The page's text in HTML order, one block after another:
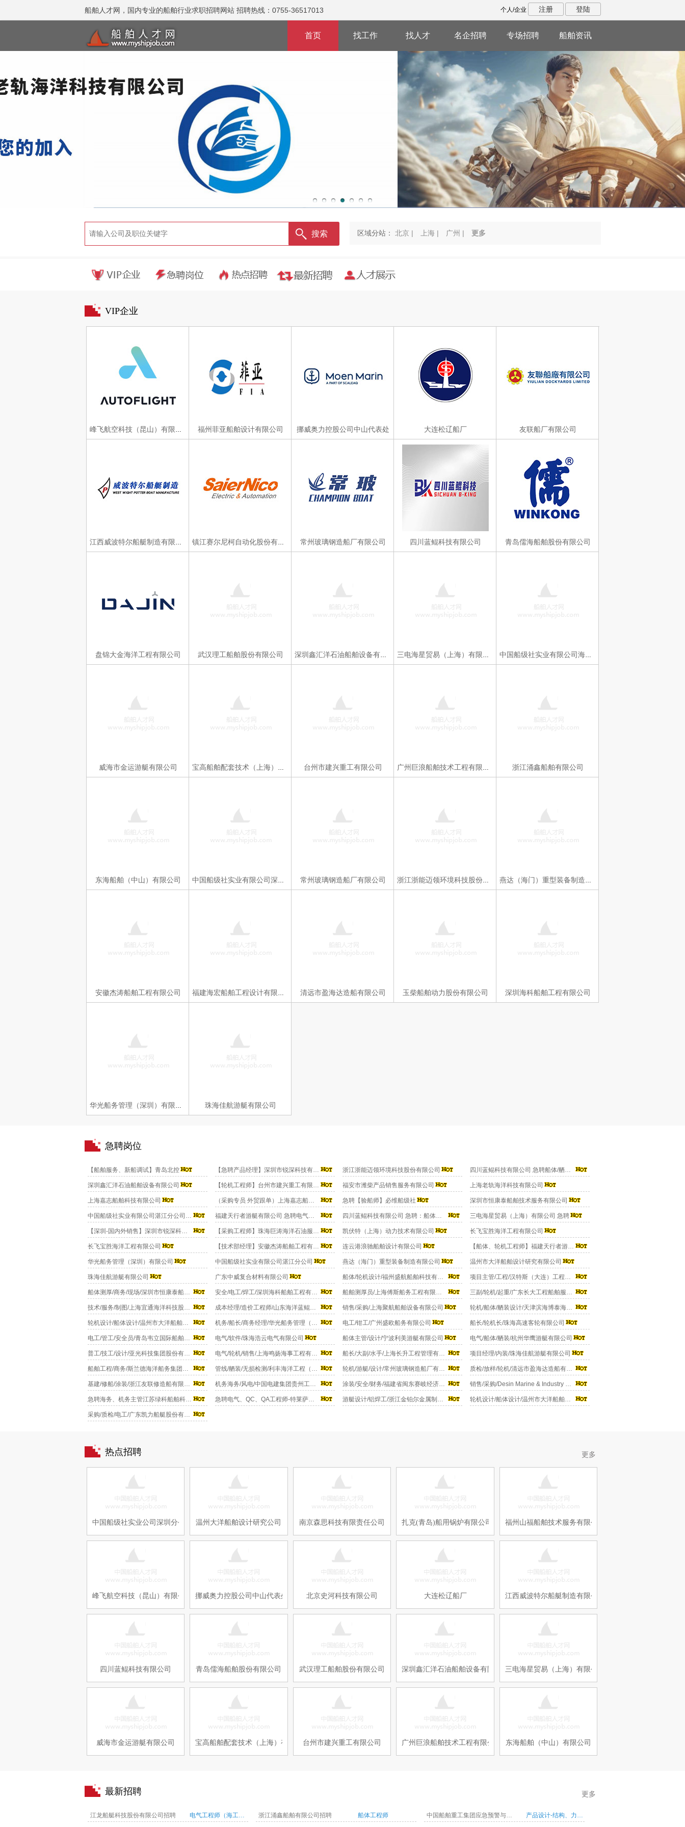
船舶人才网，国内专业的船舶行业求职招聘网站 招聘热线：0755-36517013 个人/企业 注册 登陆
首页 找工作 找人才 名企招聘 专场招聘 船舶资讯
区域分站： 北京 | 上海 | 广州 | 更多
VIP企业
峰飞航空科技（昆山）有限公司 福州菲亚船舶设计有限公司 挪威奥力控股公司中山代表处 大连松辽船厂 友联船厂有限公司
江西威波特尔船艇制造有限公司 镇江赛尔尼柯自动化股份有限公司 常州玻璃钢造船厂有限公司 四川蓝鲲科技有限公司 青岛儒海船舶股份有限公司
盘锦大金海洋工程有限公司 武汉理工船舶股份有限公司 深圳鑫汇洋石油船舶设备有限公司 三电海星贸易（上海）有限公司 中国船级社实业有限公司海南分公司
威海市金运游艇有限公司 宝高船舶配套技术（上海）有限公司 台州市建兴重工有限公司 广州巨浪船舶技术工程有限公司 浙江涌鑫船舶有限公司
东海船舶（中山）有限公司 中国船级社实业有限公司深圳分公司 常州玻璃钢造船厂有限公司 浙江浙能迈领环境科技股份有限公司 燕达（海门）重型装备制造有限公司
安徽杰涛船舶工程有限公司 福建海宏船舶工程设计有限公司 清远市盈海达造船有限公司 玉柴船舶动力股份有限公司 深圳海科船舶工程有限公司
华光船务管理（深圳）有限公司 珠海佳航游艇有限公司
急聘岗位
【船舶服务、新船调试】青岛北控 【急聘产品经理】深圳市锐深科技有限公司 浙江浙能迈领环境科技股份有限公司 四川蓝鲲科技有限公司 急聘船体/舾装 轮机/管系
深圳鑫汇洋石油船舶设备有限公司 【轮机工程师】台州市建兴重工有限公司 福安市潍柴产品销售服务有限公司 上海老轨海洋科技有限公司
上海嘉志船舶科技有限公司 （采购专员 外贸跟单）上海嘉志船舶科技有限公司 急聘【验船师】必维船级社 深圳市恒康泰船舶技术服务有限公司
中国船级社实业有限公司湛江分公司 急聘 福建天行者游艇有限公司 急聘电气工程师 四川蓝鲲科技有限公司 急聘：船体工程师 三电海星贸易（上海）有限公司 急聘
【深圳-国内外销售】深圳市锐深科技有限公司 【采购工程师】珠海巨涛海洋石油服务有限公司 凯伏特（上海）动力技术有限公司 长飞宝胜海洋工程有限公司
长飞宝胜海洋工程有限公司 【技术部经理】安徽杰涛船舶工程有限公司 连云港浪驰船舶设计有限公司 【船体、轮机工程师】福建天行者游艇有限公司
华光船务管理（深圳）有限公司 中国船级社实业有限公司湛江分公司 燕达（海门）重型装备制造有限公司 温州市大洋船舶设计研究有限公司
珠海佳航游艇有限公司 广东中威复合材料有限公司 船体/轮机设计/福州盛航船舶科技有限公司 项目主管/工程/汉特斯（大连）工程技术服务有限公司
船体测厚/商务/现场/深圳市恒康泰船舶技术服务有限公司 安全/电工/焊工/深圳海科船舶工程有限公司 船舶测厚员/上海傅斯船务工程有限公司 三副/轮机/起重/广东长大工程船舶服务有限公司
技术/服务/制图/上海宜通海洋科技股份有限公司 成本经理/造价工程师/山东海洋蓝鲲运营有限公司 销售/采购/上海聚航船舶设备有限公司 轮机/船体/舾装设计/天津滨海博泰海事工程技术有限公司
轮机设计/船体设计/温州市大洋船舶设计研究有限公司 机务/船长/商务经理/华光船务管理（深圳）有限公司 电工/钳工/广州盛欧船务有限公司 船长/轮机长/珠海高速客轮有限公司
电工/管工/安全员/青岛韦立国际船舶管理有限公司 电气/软件/珠海浩云电气有限公司 船体主管/设计/宁波利美游艇有限公司 电气/船体/舾装/杭州华鹰游艇有限公司
普工/技工/设计/亚光科技集团股份有限公司 电气/轮机/销售/上海鸣扬海事工程有限公司 船长/大副/水手/上海长升工程管理有限公司 项目经理/内装/珠海佳航游艇有限公司
船舶工程/商务/斯兰德海洋船务集团有限公司 管线/舾装/无损检测/利丰海洋工程（深圳）有限公司 轮机/游艇/设计/常州玻璃钢造船厂有限公司 质检/放样/轮机/清远市盈海达造船有限公司
基建/修船/涂装/浙江友联修造船有限公司 机务海务/风电/中国电建集团贵州工程有限公司 涂装/安全/财务/福建省闽东赛岐经济开发区申银船舶工程有限公司 销售/采购/Desin Marine & Industry Services Ltd
急聘海务、机务主管江苏绿科船舶科技有限公司 急聘电气、QC、QA工程师-特莱萨崎电气（上海）有限公司 游艇设计/铝焊工/浙江金铂尔金属制品有限公司 轮机设计/船体设计/温州市大洋船舶设计研究有限公司
采购/质检/电工/广东凯力船艇股份有限公司
热点招聘 更多
中国船级社实业公司深圳分公司 温州大洋船舶设计研究公司 南京森思科技有限责任公司 扎克(青岛)船用锅炉有限公司 福州山福船舶技术服务有限公司
峰飞航空科技（昆山）有限公司 挪威奥力控股公司中山代表处 北京史河科技有限公司 大连松辽船厂 江西威波特尔船艇制造有限公司
四川蓝鲲科技有限公司 青岛儒海船舶股份有限公司 武汉理工船舶股份有限公司 深圳鑫汇洋石油船舶设备有限公司三电海星贸易（上海）有限公司
威海市金运游艇有限公司 宝高船舶配套技术（上海）有限公司台州市建兴重工有限公司 广州巨浪船舶技术工程有限公司 东海船舶（中山）有限公司
最新招聘 更多
江龙船艇科技股份有限公司招聘 电气工程师（海工船） 浙江涌鑫船舶有限公司招聘 船体工程师 中国船舶重工集团应急预警与救援装备股份有限公司招聘 产品设计-结构、力学相关专业